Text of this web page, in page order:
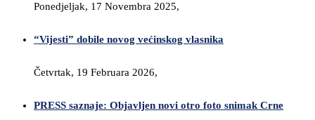
Ponedjeljak, 17 Novembra 2025,
“Vijesti” dobile novog većinskog vlasnika
Četvrtak, 19 Februara 2026,
PRESS saznaje: Objavljen novi otro foto snimak Crne